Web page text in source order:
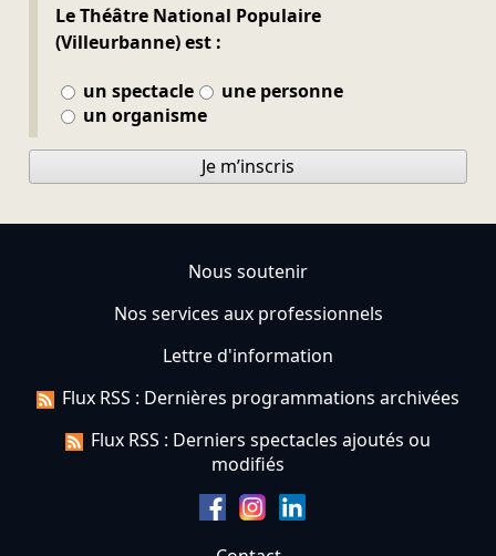
Le Théâtre National Populaire
(Villeurbanne) est :
un spectacle
une personne
un organisme
Je m’inscris
Nous soutenir
Nos services aux professionnels
Lettre d'information
Flux RSS : Dernières programmations archivées
Flux RSS : Derniers spectacles ajoutés ou
modifiés